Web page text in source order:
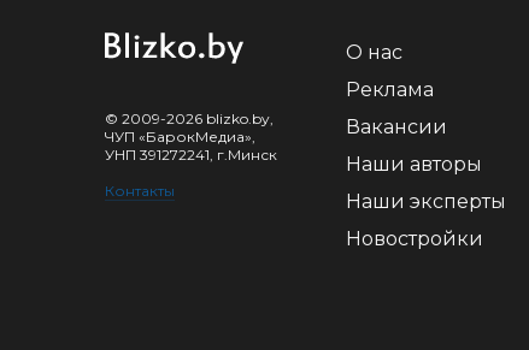
© 2009-2026 blizko.by,
ЧУП «БарокМедиа»,
УНП 391272241, г.Минск
Контакты
О нас
Реклама
Вакансии
Наши авторы
Наши эксперты
Новостройки